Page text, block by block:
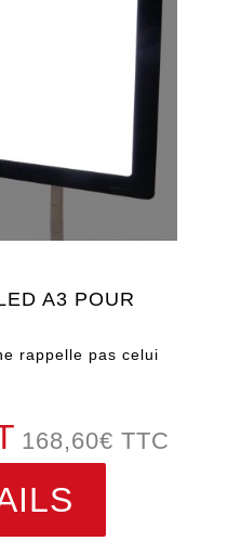
A3 POUR
rappelle pas celui
168,60€ TTC